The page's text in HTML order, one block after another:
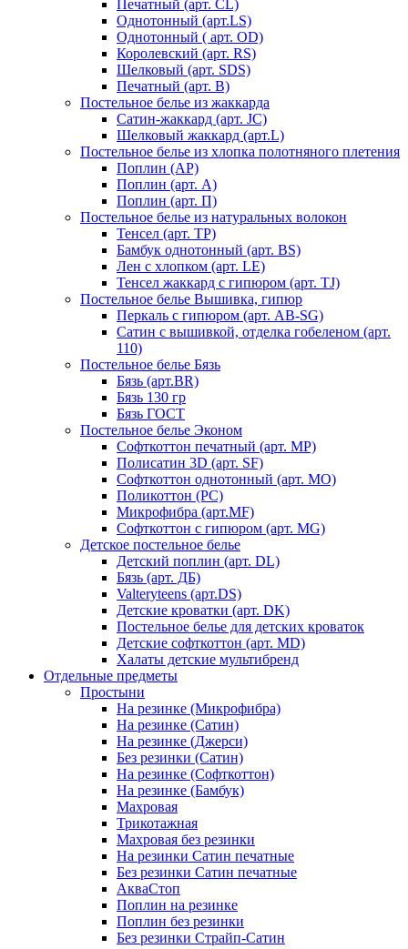
Печатный (арт. СL)
Однотонный (арт.LS)
Однотонный ( арт. OD)
Королевский (арт. RS)
Шелковый (арт. SDS)
Печатный (арт. В)
Постельное белье из жаккарда
Сатин-жаккард (арт. JC)
Шелковый жаккард (арт.L)
Постельное белье из хлопка полотняного плетения
Поплин (AP)
Поплин (арт. А)
Поплин (арт. П)
Постельное белье из натуральных волокон
Тенсел (арт. ТР)
Бамбук однотонный (арт. BS)
Лен с хлопком (арт. LE)
Тенсел жаккард с гипюром (арт. TJ)
Постельное белье Вышивка, гипюр
Перкаль с гипюром (арт. AB-SG)
Сатин с вышивкой, отделка гобеленом (арт.
110)
Постельное белье Бязь
Бязь (арт.BR)
Бязь 130 гр
Бязь ГОСТ
Постельное белье Эконом
Софткоттон печатный (арт. MР)
Полисатин 3D (арт. SF)
Софткоттон однотонный (арт. MO)
Поликоттон (PC)
Микрофибра (арт.MF)
Софткоттон с гипюром (арт. MG)
Детское постельное белье
Детский поплин (арт. DL)
Бязь (арт. ДБ)
Valteryteens (арт.DS)
Детские кроватки (арт. DK)
Постельное белье для детских кроваток
Детские софткоттон (арт. MD)
Халаты детские мультибренд
Отдельные предметы
Простыни
На резинке (Микрофибра)
На резинке (Сатин)
На резинке (Джерси)
Без резинки (Сатин)
На резинке (Софткоттон)
На резинке (Бамбук)
Махровая
Трикотажная
Махровая без резинки
На резинки Сатин печатные
Без резинки Сатин печатные
АкваСтоп
Поплин на резинке
Поплин без резинки
Без резинки Страйп-Сатин